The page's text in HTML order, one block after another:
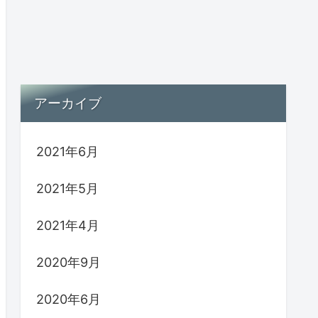
アーカイブ
2021年6月
2021年5月
2021年4月
2020年9月
2020年6月